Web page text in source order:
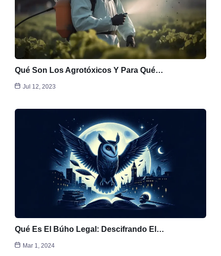
Qué Son Los Agrotóxicos Y Para Qué…
Jul 12, 2023
Qué Es El Búho Legal: Descifrando El…
Mar 1, 2024